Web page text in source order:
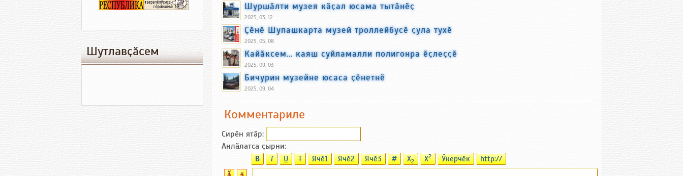
Шуршӑлти музея кӑҫал юсама тытӑнӗҫ
2025, 03, 12
Ҫӗнӗ Шупашкарта музей троллейбусӗ ҫула тухӗ
2025, 05, 08
Кайӑксем... каяш суйламалли полигонра ӗҫлеҫҫӗ
2025, 09, 03
Бичурин музейне юсаса ҫӗнетнӗ
2025, 09, 04
Комментариле
Сирӗн ятӑp:
Анлӑлатса ҫырни:
B T U T Ячӗ1 Ячӗ2 Ячӗ3 # X2 X2 Ӳкерчӗк http://
Шутлавҫӑсем